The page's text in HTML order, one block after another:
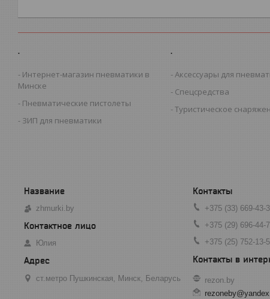
.
Интернет-магазин пневматики в
Минске
Пневматические пистолеты
ЗИП для пневматики
.
Аксессуары для
Спецсредства
Туристическое
zhmurki.by
Юлия
ст.метро Пушкинская, Минск, Беларусь
+375 (33) 669-43-
+375 (29) 696-44-
+375 (25) 752-13-
rezon.by